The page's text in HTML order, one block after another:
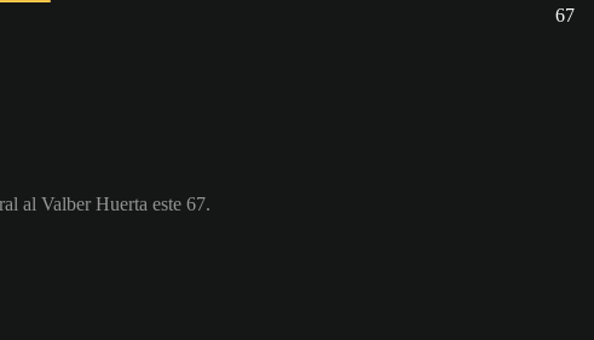
67
al Valber Huerta este 67.